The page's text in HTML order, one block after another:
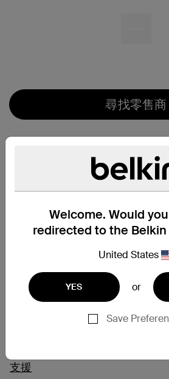
Welcome. Would
redirected to the Belkin
United States
YES or
Save
尋找零售商
支援